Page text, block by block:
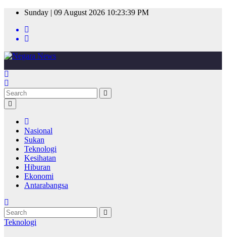
Skip
content
Sunday | 09 August 2026 10:23:39 PM
Nasional
Sukan
Teknologi
Kesihatan
Hiburan
Ekonomi
Antarabangsa
Teknologi